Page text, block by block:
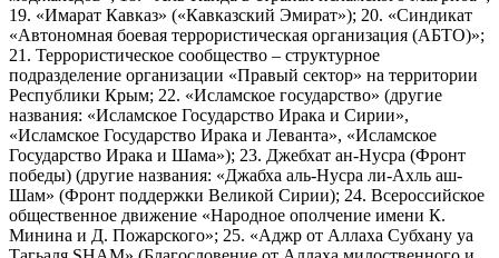
19. «Имарат Кавказ» («Кавказский Эмират»); 20. «Синдикат
«Автономная боевая террористическая организация (АБТО)»;
21. Террористическое сообщество – структурное
подразделение организации «Правый сектор» на территории
Республики Крым; 22. «Исламское государство» (другие
названия: «Исламское Государство Ирака и Сирии»,
«Исламское Государство Ирака и Леванта», «Исламское
Государство Ирака и Шама»); 23. Джебхат ан-Нусра (Фронт
победы) (другие названия: «Джабха аль-Нусра ли-Ахль аш-
Шам» (Фронт поддержки Великой Сирии); 24. Всероссийское
общественное движение «Народное ополчение имени К.
Минина и Д. Пожарского»; 25. «Аджр от Аллаха Субхану уа